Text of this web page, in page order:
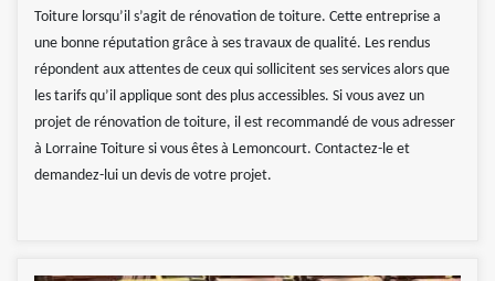
Toiture lorsqu’il s’agit de rénovation de toiture. Cette entreprise a
une bonne réputation grâce à ses travaux de qualité. Les rendus
répondent aux attentes de ceux qui sollicitent ses services alors que
les tarifs qu’il applique sont des plus accessibles. Si vous avez un
projet de rénovation de toiture, il est recommandé de vous adresser
à Lorraine Toiture si vous êtes à Lemoncourt. Contactez-le et
demandez-lui un devis de votre projet.